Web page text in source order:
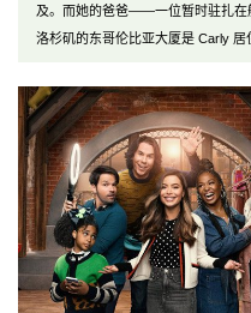
及。而她的爸爸——一位暂时驻扎
洛杉矶的东哥伦比亚大厦是 Carly 居